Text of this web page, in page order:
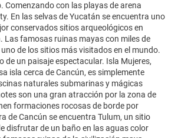
Comenzando con las playas de arena
En las selvas de Yucatán se encuentra uno
conservados sitios arqueológicos en
Las famosas ruinas mayas con miles de
de los sitios más visitados en el mundo.
de un paisaje espectacular. Isla Mujeres,
isla cerca de Cancún, es simplemente
naturales submarinas y mágicas
son una gran atracción por la zona de
formaciones rocosas de borde por
de Cancún se encuentra Tulum, un sitio
disfrutar de un baño en las aguas color